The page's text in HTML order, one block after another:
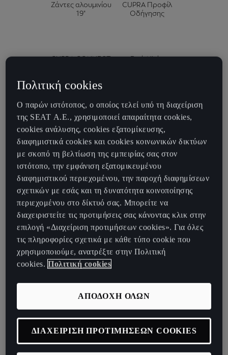
Ζάντες αλουμινίου
19"
CUPRA Προφίλ
Οδήγησης
CUPRA CONNECT
Dark Night
15" Navigation
System
Μπροστά και πίσω
φωτιζόμενα logos
CUPRA
Travel Assist 2.6
Trained Park Assist
and Remote Park
Assist (Αυτόματη
υποβοήθηση
στάθμευσης)
Προβολείς MatrixSENNHEISER® Ηχοσύστημα 12 ηχείων
Πολιτική cookies
Ο παρών ιστότοπος, ο οποίος τελεί υπό τη διαχείριση
της SEAT Α.Ε., χρησιμοποιεί απαραίτητα cookies,
cookies ανάλυσης, cookies εξατομίκευσης,
διαφημιστικά cookies και cookies κοινωνικών δικτύων
με σκοπό τη βελτίωση της εμπειρίας σας στον
ιστότοπο, την εμφάνιση εξατομικευμένου
διαφημιστικού περιεχομένου, την παροχή διαφημίσεων
σχετικών με εσάς και τη δυνατότητα κοινοποίησης
περιεχομένου στο δίκτυό σας. Μπορείτε να
διαχειριστείτε τις προτιμήσεις σας κάνοντας κλικ στην
επιλογή «Διαχείριση προτιμήσεων cookies». Για όλες
τις πληροφορίες σχετικά με κάθε τύπο cookie που
χρησιμοποιούμε, ανατρέξτε στην Πολιτική
cookies. Πολιτική cookies
ΑΠΟΔΟΧΗ ΟΛΩΝ
ΔΙΑΧΕΙΡΙΣΗ ΠΡΟΤΙΜΗΣΕΩΝ COOKIES